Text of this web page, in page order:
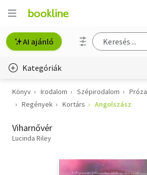
AI ajánló
Kategóriák
Életmód, egészség
Gyermek- és ifjúsági
Hobbi, szabadidő
Könyv Irodalom Szépirodalom Próza
Regények
Kortárs Angolszász
Viharnővér
Lucinda Riley